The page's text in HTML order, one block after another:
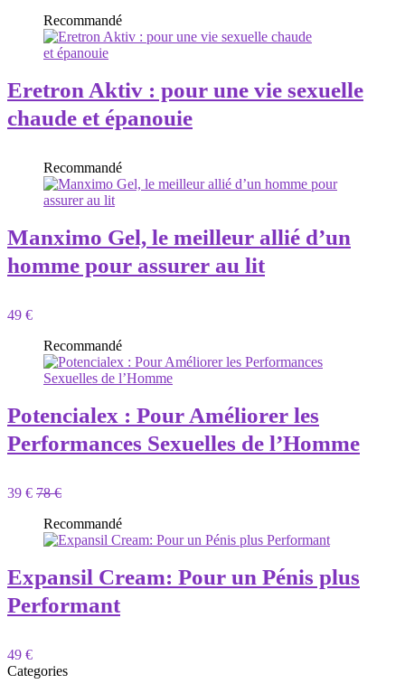
Recommandé
Eretron Aktiv : pour une vie sexuelle
chaude et épanouie
Recommandé
Manximo Gel, le meilleur allié d’un
homme pour assurer au lit
49 €
Recommandé
Potencialex : Pour Améliorer les
Performances Sexuelles de l’Homme
39 € 78 €
Recommandé
Expansil Cream: Pour un Pénis plus
Performant
49 €
Categories